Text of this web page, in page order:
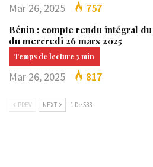
Mar 26, 2025 757
Bénin : compte rendu intégral
du mercredi 26 mars 2025
Mar 26, 2025 817
PREV NEXT 1 De 533